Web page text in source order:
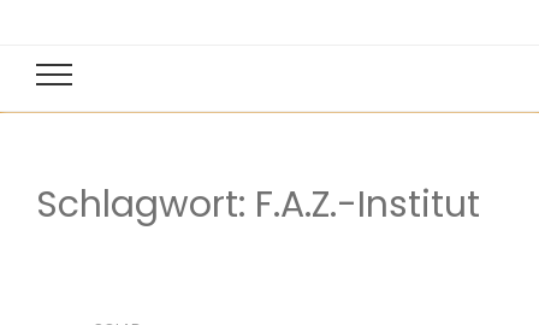
Schlagwort: F.A.Z.-Institut